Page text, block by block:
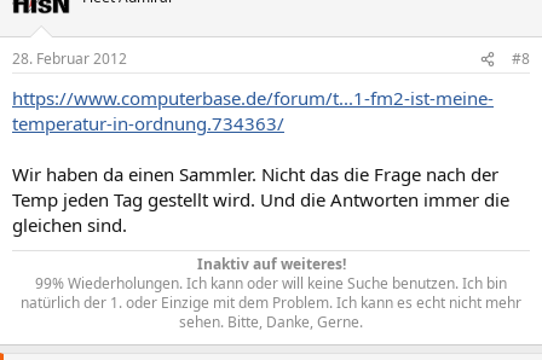
28. Februar 2012 #8
https://www.computerbase.de/forum/t...1-fm2-ist-meine-
temperatur-in-ordnung.734363/
Wir haben da einen Sammler. Nicht das die Frage nach der
Temp jeden Tag gestellt wird. Und die Antworten immer die
gleichen sind.
Inaktiv auf weiteres!
99% Wiederholungen. Ich kann oder will keine Suche benutzen. Ich bin
natürlich der 1. oder Einzige mit dem Problem. Ich kann es echt nicht mehr
sehen. Bitte, Danke, Gerne.​